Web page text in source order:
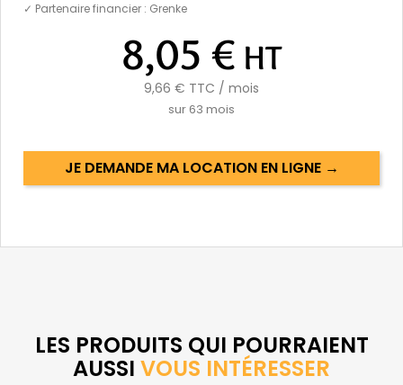
✓ Partenaire financier : Grenke
8,05 € HT
9,66 € TTC / mois
sur 63 mois
JE DEMANDE MA LOCATION EN LIGNE →
LES PRODUITS QUI POURRAIENT
AUSSI VOUS INTÉRESSER